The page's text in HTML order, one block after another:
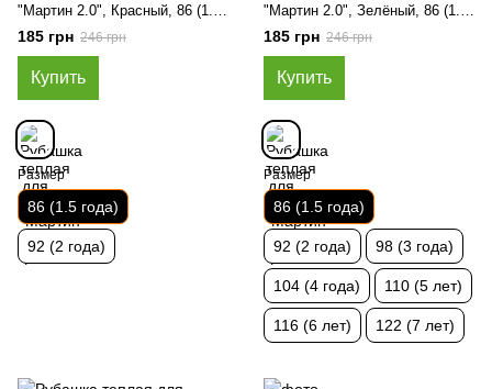
"Мартин 2.0", Красный, 86 (1.5
года)
185 грн 246 грн
Купить
Размер
86 (1.5 года)
92 (2 года)
"Мартин 2.0", Зелёный, 86 (1.5
года)
185 грн 246 грн
Купить
Размер
86 (1.5 года)
92 (2 года) 98 (3 года)
104 (4 года) 110 (5 лет)
116 (6 лет) 122 (7 лет)